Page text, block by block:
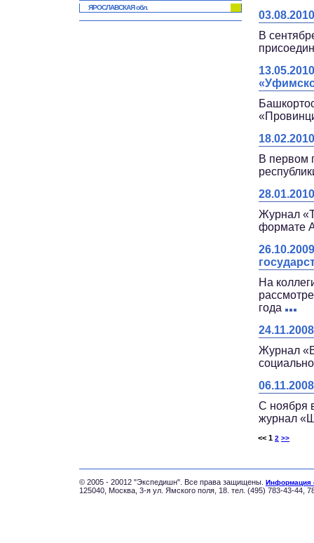
ЯРОСЛАВСКАЯ обл.
В
В первом
Журнал
формате
На
года
Журнал
С ноября
журнал
<< 1 2 >>
© 2005 - 20012 "Экспедишн". Все права защищены. Информация
125040, Москва, 3-я ул. Ямского поля, 18. тел. (495) 783-43-44,